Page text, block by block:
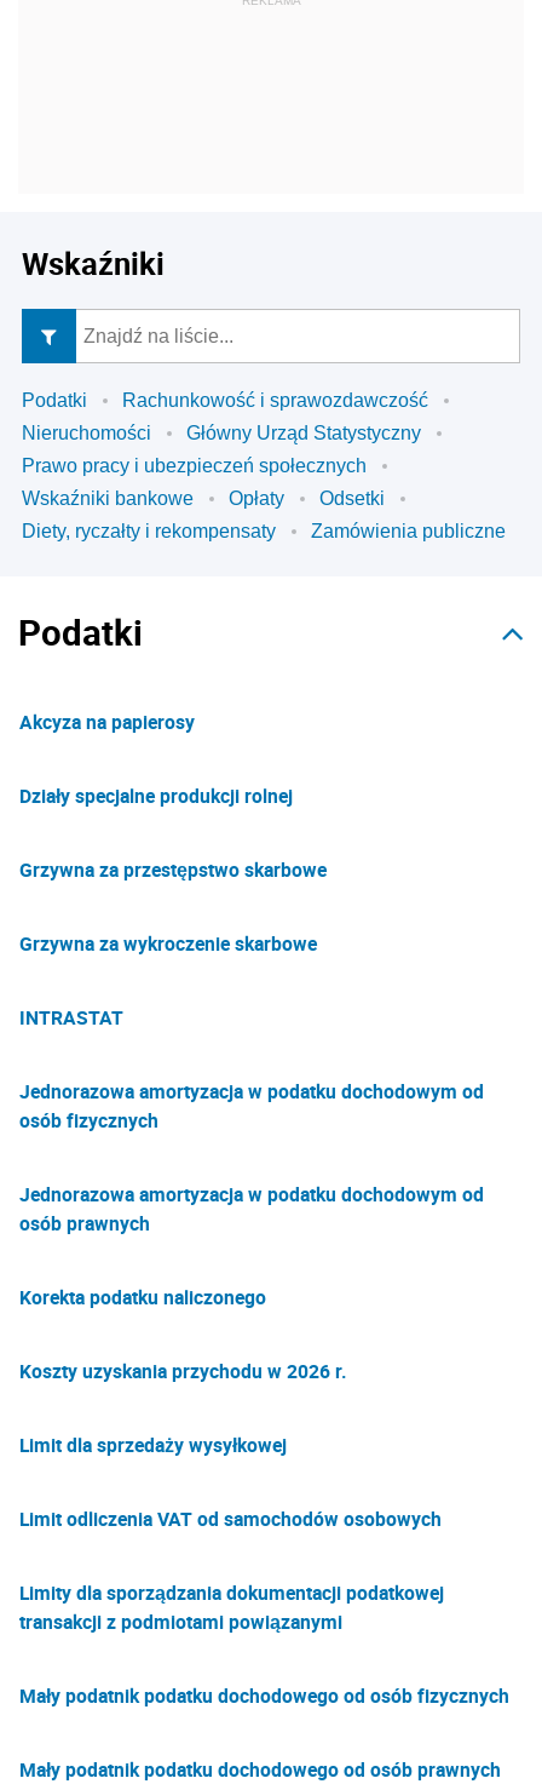
Wskaźniki
Podatki
Rachunkowość i sprawozdawczość
Nieruchomości
Główny Urząd Statystyczny
Prawo pracy i ubezpieczeń społecznych
Wskaźniki bankowe
Opłaty
Odsetki
Diety, ryczałty i rekompensaty
Zamówienia publiczne
Podatki
Akcyza na papierosy
Działy specjalne produkcji rolnej
Grzywna za przestępstwo skarbowe
Grzywna za wykroczenie skarbowe
INTRASTAT
Jednorazowa amortyzacja w podatku dochodowym od
osób fizycznych
Jednorazowa amortyzacja w podatku dochodowym od
osób prawnych
Korekta podatku naliczonego
Koszty uzyskania przychodu w 2026 r.
Limit dla sprzedaży wysyłkowej
Limit odliczenia VAT od samochodów osobowych
Limity dla sporządzania dokumentacji podatkowej
transakcji z podmiotami powiązanymi
Mały podatnik podatku dochodowego od osób fizycznych
Mały podatnik podatku dochodowego od osób prawnych